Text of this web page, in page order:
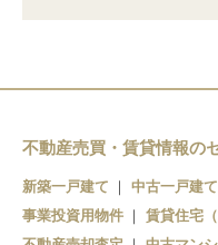
不動産売買・賃貸情報の
新築一戸建て 中古一戸建て
事業投資用物件
賃貸住宅